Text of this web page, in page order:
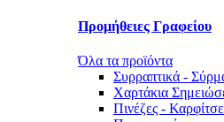
Προμήθειες Γραφείου
Όλα τα προϊόντα
Συρραπτικά -
Χαρτάκια
Πινέζες -